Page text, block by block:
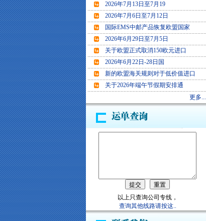
2026年7月13日至7月19
2026年7月6日至7月12日
国际EMS中邮产品恢复欧盟国家
2026年6月29日至7月5日
关于欧盟正式取消150欧元进口
2026年6月22日-28日国
新的欧盟海关规则对于低价值进口
关于2026年端午节假期安排通
更多...
以上只查询公司专线，
查询其他线路请按这..